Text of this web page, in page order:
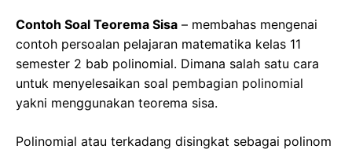
Contoh Soal Teorema Sisa – membahas mengenai
contoh persoalan pelajaran matematika kelas 11
semester 2 bab polinomial. Dimana salah satu cara
untuk menyelesaikan soal pembagian polinomial
yakni menggunakan teorema sisa.
Polinomial atau terkadang disingkat sebagai polinom